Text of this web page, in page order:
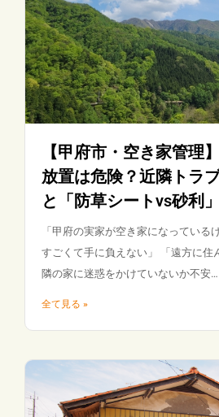
【甲府市・空き家管理
放置は危険？近隣トラ
と「防草シートvs砂利
「甲府の実家が空き家になっている
すごくて手に負えない」 「遠方に住
隣の家に迷惑をかけていないか不安…
全て見る »